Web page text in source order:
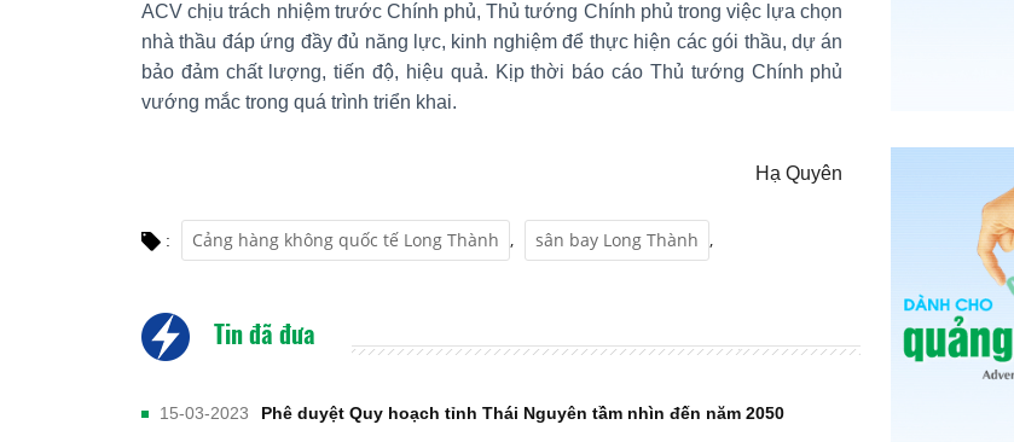
ACV chịu trách nhiệm trước Chính phủ, Thủ tướng Chính phủ trong việc lựa chọn
nhà thầu đáp ứng đầy đủ năng lực, kinh nghiệm để thực hiện các gói thầu, dự án
bảo đảm chất lượng, tiến độ, hiệu quả. Kịp thời báo cáo Thủ tướng Chính phủ
vướng mắc trong quá trình triển khai.
Hạ Quyên
: Cảng hàng không quốc tế Long Thành , sân bay Long Thành ,
Tin đã đưa
15-03-2023 Phê duyệt Quy hoạch tỉnh Thái Nguyên tầm nhìn đến năm 2050